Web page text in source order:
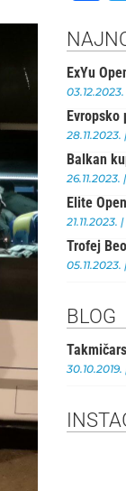
c
e
b
o
o
k
ExYu
03.12.2023.
Evropsko
28.11.2023.
Balkan
26.11.2023. |
Elite
21.11.2023. |
Trofej
05.11.2023.
BLOG
30.10.2019.